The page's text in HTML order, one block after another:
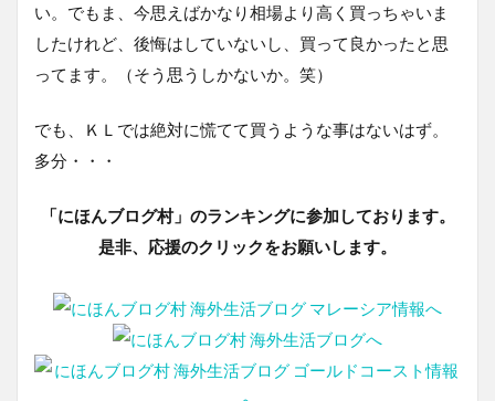
い。でもま、今思えばかなり相場より高く買っちゃいま
したけれど、後悔はしていないし、買って良かったと思
ってます。（そう思うしかないか。笑）
でも、ＫＬでは絶対に慌てて買うような事はないはず。
多分・・・
「にほんブログ村」のランキングに参加しております。
是非、応援のクリックをお願いします。